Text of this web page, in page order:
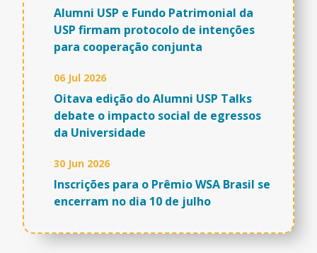
Alumni USP e Fundo Patrimonial da
USP firmam protocolo de intenções
para cooperação conjunta
06 Jul 2026
Oitava edição do Alumni USP Talks
debate o impacto social de egressos
da Universidade
30 Jun 2026
Inscrições para o Prêmio WSA Brasil se
encerram no dia 10 de julho